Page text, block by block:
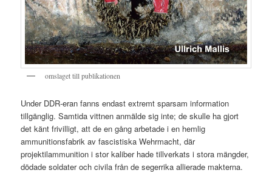
omslaget till publikationen
Under DDR-eran fanns endast extremt sparsam information
tillgänglig. Samtida vittnen anmälde sig inte; de skulle ha gjort
det känt frivilligt, att de en gång arbetade i en hemlig
ammunitionsfabrik av fascistiska Wehrmacht, där
projektilammunition i stor kaliber hade tillverkats i stora mängder,
dödade soldater och civila från de segerrika allierade makterna.